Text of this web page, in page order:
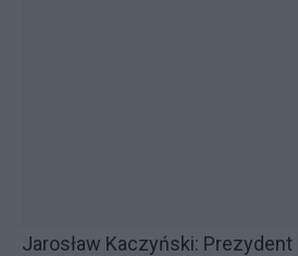
Jarosław Kaczyński: Prezydent